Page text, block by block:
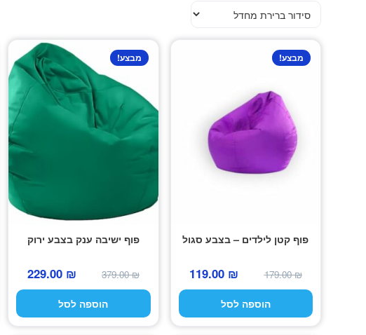
פוף קטן לילדים – בצבע סגול
מבצע!
179.00₪
המחיר
המקורי
היה:
119.00 ₪
המחיר
הנוכחי
הוא:
הוספה לסל
פוף ישיבה ענק בצבע ירוק
מבצע!
379.00₪
המחיר
המקורי
היה:
229.00 ₪
המחיר
הנוכחי
הוא:
הוספה לסל